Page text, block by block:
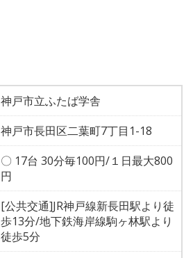
神戸市立ふたば学舎
神戸市長田区二葉町7丁目1-18
〇 17台 30分毎100円/１日最大800
円
[公共交通]JR神戸線新長田駅より徒
歩13分/地下鉄海岸線駒ヶ林駅より
徒歩5分